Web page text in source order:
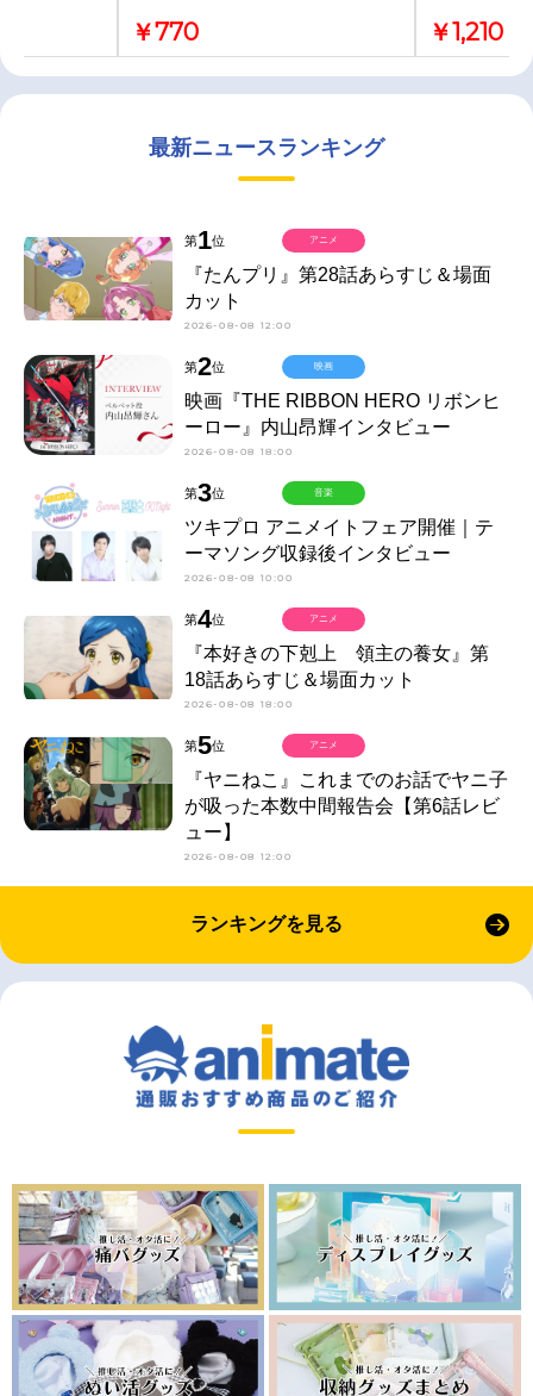
￥770 ￥1,210
最新ニュースランキング
第1位
『たんプリ』第28話あらすじ＆場面
カット
2026-08-08 12:00
アニメ
第2位
映画『THE RIBBON HERO リボンヒ
ーロー』内山昂輝インタビュー
2026-08-08 18:00
映画
第3位
ツキプロ アニメイトフェア開催｜テ
ーマソング収録後インタビュー
2026-08-08 10:00
音楽
第4位
『本好きの下剋上 領主の養女』第
18話あらすじ＆場面カット
2026-08-08 18:00
アニメ
第5位
『ヤニねこ』これまでのお話でヤニ子
が吸った本数中間報告会【第6話レビ
ュー】
2026-08-08 12:00
アニメ
ランキングを見る